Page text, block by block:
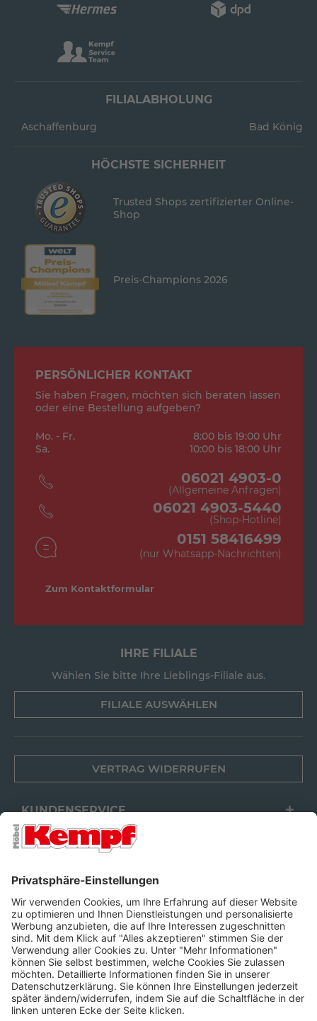
FILIALABHOLUNG
Aschaffenburg Bad König
HÖCHSTE SICHERHEIT
Trusted Shops zertifizierter Online-
Shop
Preis-Champions 2026
PERSÖNLICHER KONTAKT
Sie haben Fragen, möchten sich beraten lassen
oder eine Bestellung aufgeben?
Mo. - Fr.
8:00 bis 19:00 Uhr
Sa.
10:00 bis 18:00 Uhr
06021 4903-0
(Allgemeine Anfragen)
06021 4903-5440
(Shop-Hotline)
0151 58416499
(nur Whatsapp-Nachrichten)
Zum Kontaktformular
IHRE FILIALE
Wählen Sie bitte Ihre Lieblings-Filiale aus.
FILIALE AUSWÄHLEN
VERTRAG WIDERRUFEN
KUNDENSERVICE
FILIALEN
FOLGEN SIE UNS
Barrierefreiheit Cookie-Einstellungen Widerrufsrecht